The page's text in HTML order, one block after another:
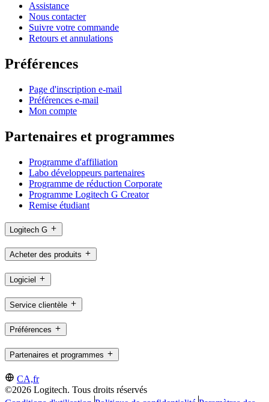
Assistance
Nous contacter
Suivre votre commande
Retours et annulations
Préférences
Page d'inscription e-mail
Préférences e-mail
Mon compte
Partenaires et programmes
Programme d'affiliation
Labo développeurs partenaires
Programme de réduction Corporate
Programme Logitech G Creator
Remise étudiant
Logitech G
Acheter des produits
Logiciel
Service clientèle
Préférences
Partenaires et programmes
CA,fr
©2026 Logitech. Tous droits réservés